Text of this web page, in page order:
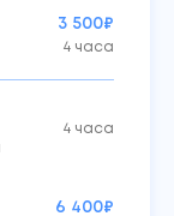
3 500₽
4 часа
4 часа
6 400₽